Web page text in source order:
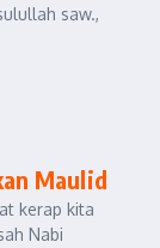
saw.,
Maulid
kerap kita
Nabi